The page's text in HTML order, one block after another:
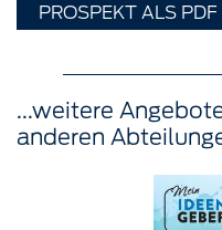
PROSPEKT ALS
...weitere
anderen